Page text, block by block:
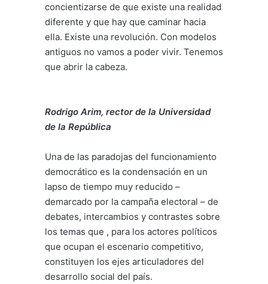
concientizarse de que existe una realidad
diferente y que hay que caminar hacia
ella. Existe una revolución. Con modelos
antiguos no vamos a poder vivir. Tenemos
que abrir la cabeza.
Rodrigo Arim, rector de la Universidad
de la República
Una de las paradojas del funcionamiento
democrático es la condensación en un
lapso de tiempo muy reducido –
demarcado por la campaña electoral – de
debates, intercambios y contrastes sobre
los temas que , para los actores políticos
que ocupan el escenario competitivo,
constituyen los ejes articuladores del
desarrollo social del país.